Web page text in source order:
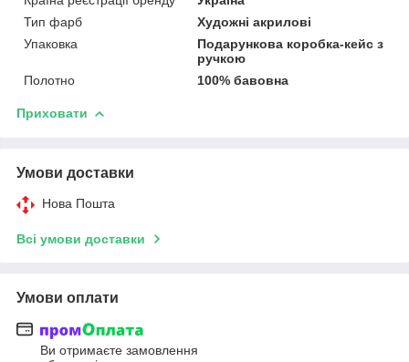
Тип фарб
Художні акрилові
Упаковка
Подарункова коробка-кейс з
ручкою
Полотно
100% бавовна
Приховати
Умови доставки
Нова Пошта
Всі умови доставки
Умови оплати
Ви отримаєте замовлення